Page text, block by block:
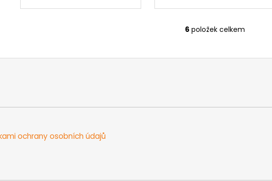
O
l
í
6 položek celkem
ochrany osobních údajů